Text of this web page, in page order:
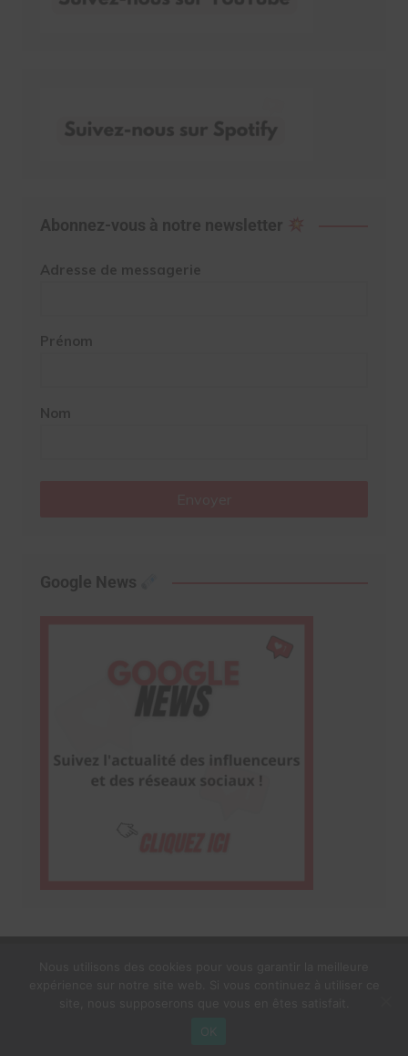
Abonnez-vous à notre newsletter
Adresse de messagerie
Prénom
Nom
Google News
À propos
OK